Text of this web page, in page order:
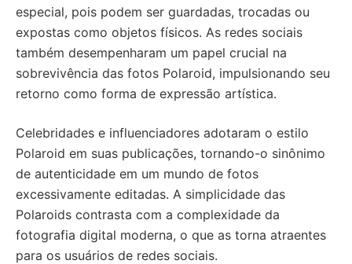
especial, pois podem ser guardadas, trocadas ou
expostas como objetos físicos. As redes sociais
também desempenharam um papel crucial na
sobrevivência das fotos Polaroid, impulsionando seu
retorno como forma de expressão artística.
Celebridades e influenciadores adotaram o estilo
Polaroid em suas publicações, tornando-o sinônimo
de autenticidade em um mundo de fotos
excessivamente editadas. A simplicidade das
Polaroids contrasta com a complexidade da
fotografia digital moderna, o que as torna atraentes
para os usuários de redes sociais.